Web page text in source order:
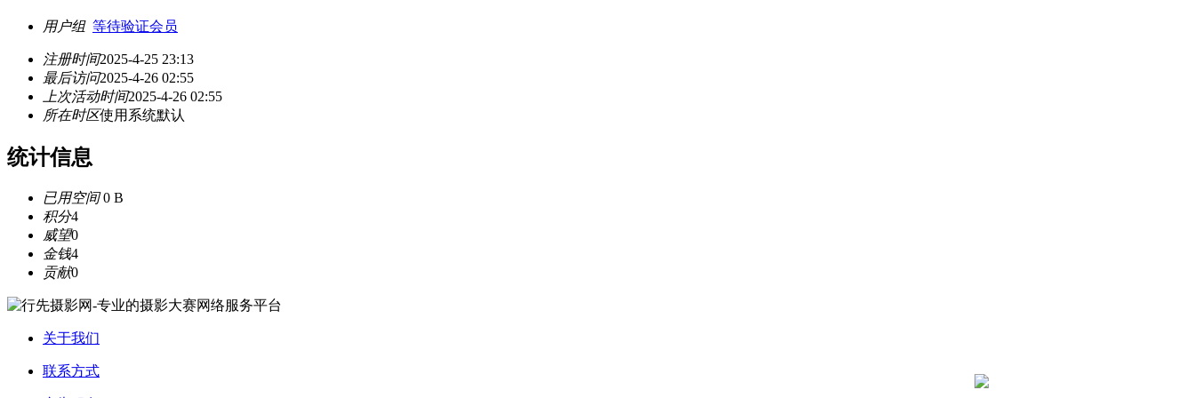
用户组 等待验证会员
注册时间2025-4-25 23:13
最后访问2025-4-26 02:55
上次活动时间2025-4-26 02:55
所在时区使用系统默认
统计信息
已用空间0 B
积分4
威望0
金钱4
贡献0
关于我们
联系方式